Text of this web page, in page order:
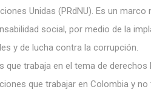
Unidas (PRdNU). Es un
social, por medio de la
y de lucha contra la corrupción.
que trabaja en el tema de
que trabajar en Colombia y